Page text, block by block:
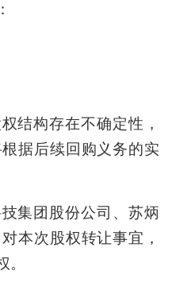
结构存在不确定性，
据后续回购义务的实
集团股份公司、苏炳
本次股权转让事宜，